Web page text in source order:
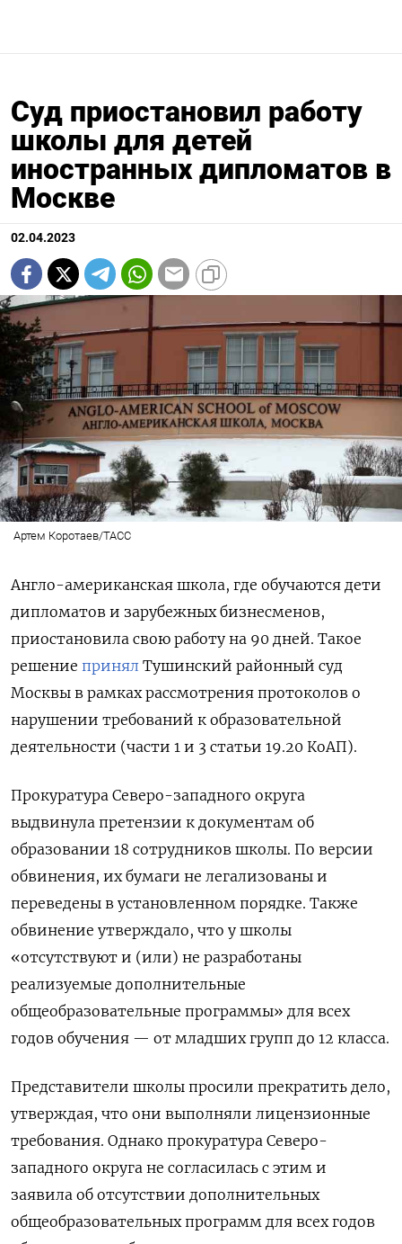
Суд приостановил работу
школы для детей
иностранных дипломатов в
Москве
02.04.2023
Артем Коротаев/ТАСС
Англо-американская школа, где обучаются дети
дипломатов и зарубежных бизнесменов,
приостановила свою работу на 90 дней. Такое
решение принял Тушинский районный суд
Москвы в рамках рассмотрения протоколов о
нарушении требований к образовательной
деятельности (части 1 и 3 статьи 19.20 КоАП).
Прокуратура Северо-западного округа
выдвинула претензии к документам об
образовании 18 сотрудников школы. По версии
обвинения, их бумаги не легализованы и
переведены в установленном порядке. Также
обвинение утверждало, что у школы
«отсутствуют и (или) не разработаны
реализуемые дополнительные
общеобразовательные программы» для всех
годов обучения — от младших групп до 12 класса.
Представители школы просили прекратить дело,
утверждая, что они выполняли лицензионные
требования. Однако прокуратура Северо-
западного округа не согласилась с этим и
заявила об отсутствии дополнительных
общеобразовательных программ для всех годов